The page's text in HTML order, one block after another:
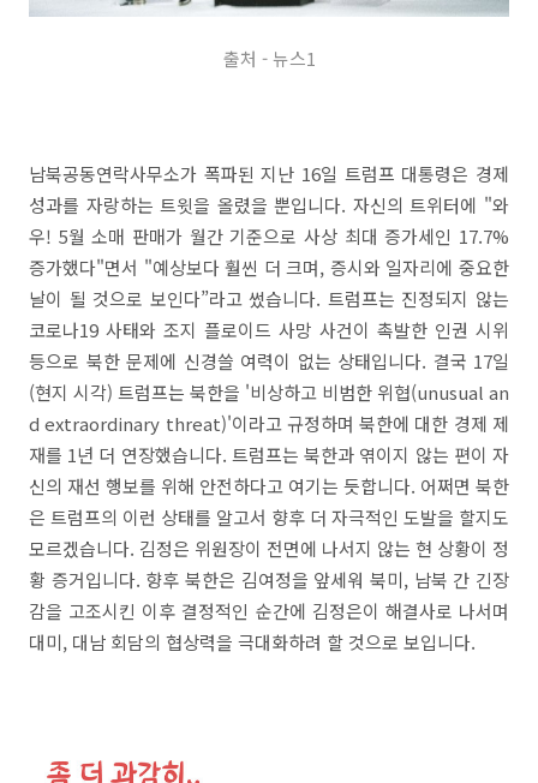
출처 - 뉴스1
남북공동연락사무소가 폭파된 지난 16일 트럼프 대통령은 경제
성과를 자랑하는 트윗을 올렸을 뿐입니다. 자신의 트위터에 "와
우! 5월 소매 판매가 월간 기준으로 사상 최대 증가세인 17.7%
증가했다"면서 "예상보다 훨씬 더 크며, 증시와 일자리에 중요한
날이 될 것으로 보인다”라고 썼습니다. 트럼프는 진정되지 않는
코로나19 사태와 조지 플로이드 사망 사건이 촉발한 인권 시위
등으로 북한 문제에 신경쓸 여력이 없는 상태입니다. 결국 17일
(현지 시각) 트럼프는 북한을 '비상하고 비범한 위협(unusual an
d extraordinary threat)'이라고 규정하며 북한에 대한 경제 제
재를 1년 더 연장했습니다. 트럼프는 북한과 엮이지 않는 편이 자
신의 재선 행보를 위해 안전하다고 여기는 듯합니다. 어쩌면 북한
은 트럼프의 이런 상태를 알고서 향후 더 자극적인 도발을 할지도
모르겠습니다. 김정은 위원장이 전면에 나서지 않는 현 상황이 정
황 증거입니다. 향후 북한은 김여정을 앞세워 북미, 남북 간 긴장
감을 고조시킨 이후 결정적인 순간에 김정은이 해결사로 나서며
대미, 대남 회담의 협상력을 극대화하려 할 것으로 보입니다.